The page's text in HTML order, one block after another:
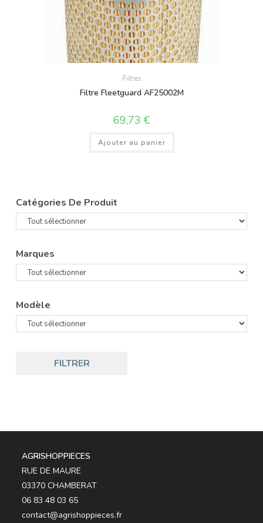
Filtres
Filtre Fleetguard AF25002M
69,73 €
Ajouter au panier
Catégories De Produit
Marques
Modèle
FILTRER
AGRISHOPPIECES
RUE DE MAURE
03370 CHAMBERAT
06 83 48 03 65
contact@agrishoppieces.fr